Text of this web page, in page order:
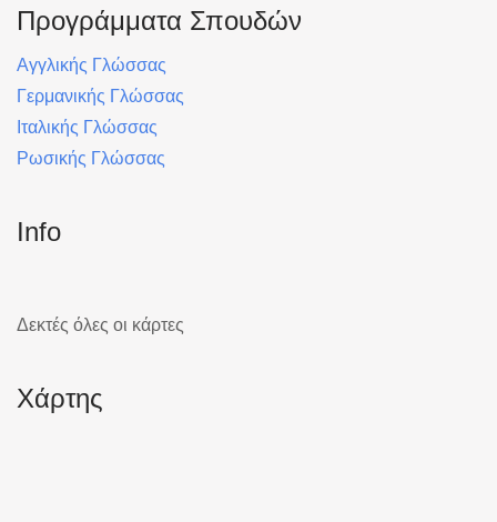
Προγράμματα Σπουδών
Αγγλικής Γλώσσας
Γερμανικής Γλώσσας
Ιταλικής Γλώσσας
Ρωσικής Γλώσσας
Info
Δεκτές όλες οι κάρτες
Χάρτης